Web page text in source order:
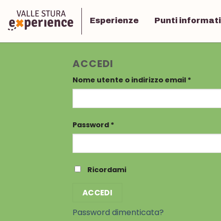
Esperienze Punti
ACCEDI
Nome utente o indirizzo email *
Password *
Ricordami
ACCEDI
Password dimenticata?